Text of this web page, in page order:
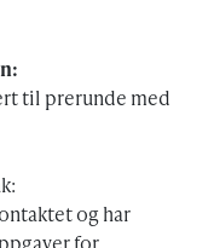
til prerunde med
og har